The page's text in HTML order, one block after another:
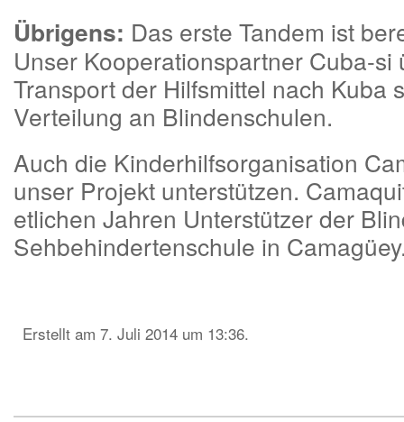
Übrigens: Das erste Tandem ist
Unser Kooperationspartner Cuba-si
Transport der Hilfsmittel nach Kuba
Verteilung an Blindenschulen.
Auch die Kinderhilfsorganisation
unser Projekt unterstützen.
etlichen Jahren Unterstützer der
Sehbehindertenschule in
Erstellt am 7. Juli 2014 um 13:36.